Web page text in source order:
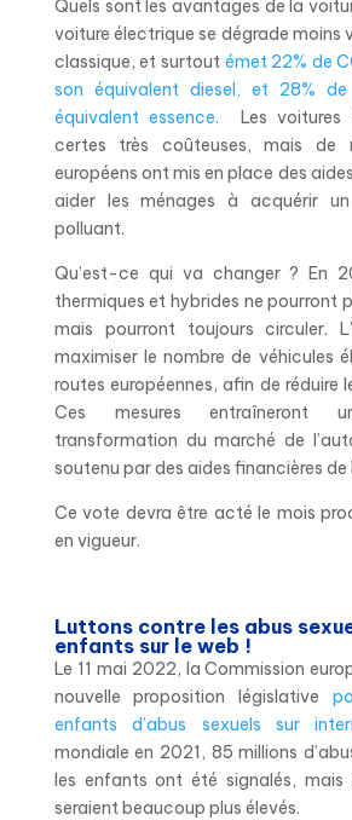
Quels sont les avantages de la
voiture électrique se dégrade moins
classique, et surtout émet 22% de
son équivalent diesel, et 28%
équivalent essence.
Les voitures
certes très coûteuses, mais de
européens ont mis en place des
aider les ménages à acquérir
polluant.
Qu’est-ce qui va changer ?En
thermiques et hybrides ne pourront
mais pourront toujours circuler.
maximiser le nombre de véhicules
routes européennes, afin de réduire
Ces mesures entraîneront
transformation du marché de
soutenu par des aides financières de
Ce vote devra être acté le mois
en vigueur.
Luttons contre les abus
enfants sur le web !
Le 11 mai 2022, la Commission
nouvelle proposition législative
enfants d’abus sexuels sur
mondiale en 2021, 85 millions
les enfants ont été signalés, mais
seraient beaucoup plus élevés.